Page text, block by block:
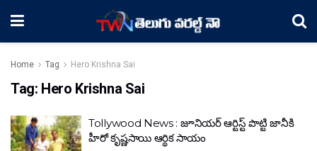
Home Tag Hero Krishna Sai
Tag: Hero Krishna Sai
Tollywood News : జూనియర్ ఆర్టిస్ట్ పొట్టి జానీకి
హీరో కృష్ణసాయి ఆర్థిక సాయం